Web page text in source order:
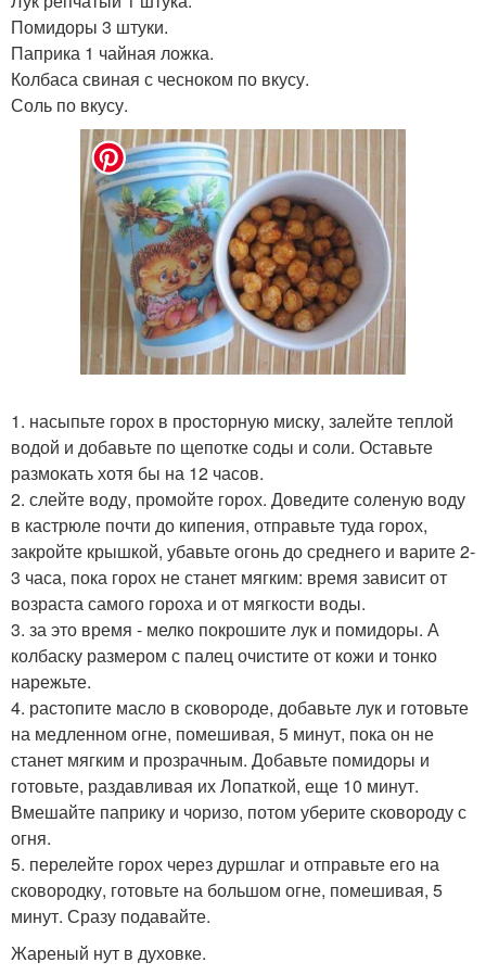
Помидоры 3 штуки.
Паприка 1 чайная ложка.
Колбаса свиная с чесноком по вкусу.
Соль по вкусу.
1. насыпьте горох в просторную миску, залейте теплой
водой и добавьте по щепотке соды и соли. Оставьте
размокать хотя бы на 12 часов.
2. слейте воду, промойте горох. Доведите соленую воду
в кастрюле почти до кипения, отправьте туда горох,
закройте крышкой, убавьте огонь до среднего и варите 2-
3 часа, пока горох не станет мягким: время зависит от
возраста самого гороха и от мягкости воды.
3. за это время - мелко покрошите лук и помидоры. А
колбаску размером с палец очистите от кожи и тонко
нарежьте.
4. растопите масло в сковороде, добавьте лук и готовьте
на медленном огне, помешивая, 5 минут, пока он не
станет мягким и прозрачным. Добавьте помидоры и
готовьте, раздавливая их Лопаткой, еще 10 минут.
Вмешайте паприку и чоризо, потом уберите сковороду с
огня.
5. перелейте горох через дуршлаг и отправьте его на
сковородку, готовьте на большом огне, помешивая, 5
минут. Сразу подавайте.
Жареный нут в духовке.